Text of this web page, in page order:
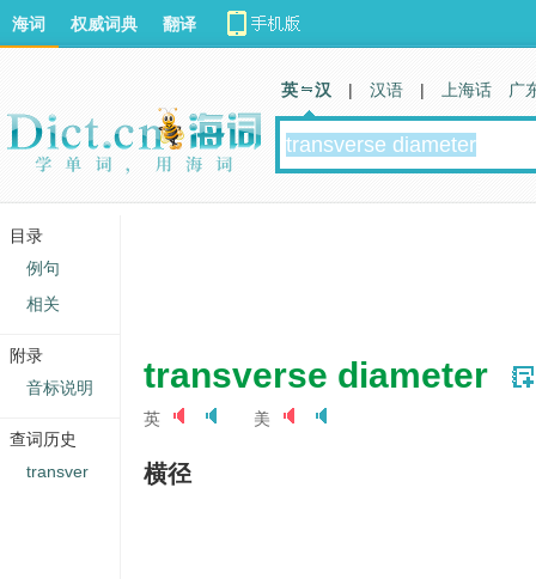
transverse diameter
英 美
横径
海词 权威词典 翻译
英 汉 | 汉语 | 上海话 广
目录
例句
相关
附录
音标说明
查词历史
transver